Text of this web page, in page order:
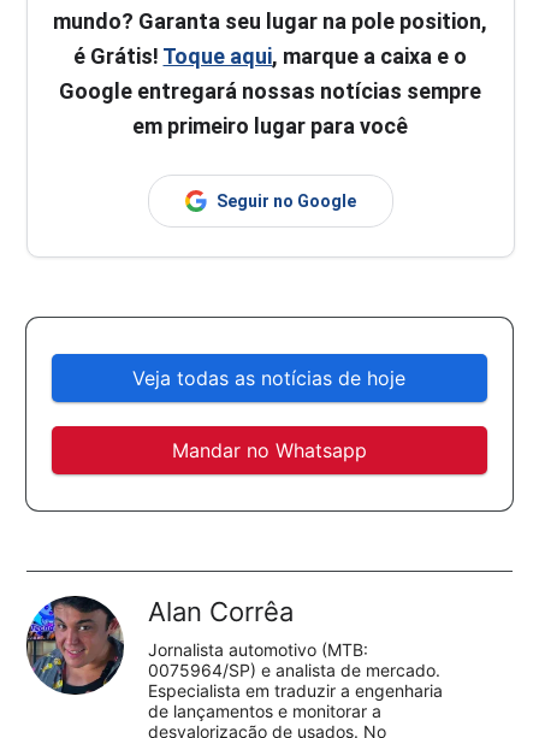
mundo? Garanta seu lugar na pole position,
é Grátis! Toque aqui, marque a caixa e o
Google entregará nossas notícias sempre
em primeiro lugar para você
Seguir no Google
Veja todas as notícias de hoje
Mandar no Whatsapp
Alan Corrêa
Jornalista automotivo (MTB:
0075964/SP) e analista de mercado.
Especialista em traduzir a engenharia
de lançamentos e monitorar a
desvalorização de usados. No